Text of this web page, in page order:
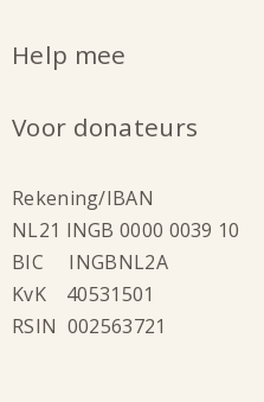
Help mee
Voor donateurs
Rekening/IBAN
NL21 INGB 0000 0039 10
BIC INGBNL2A
KvK 40531501
RSIN 002563721